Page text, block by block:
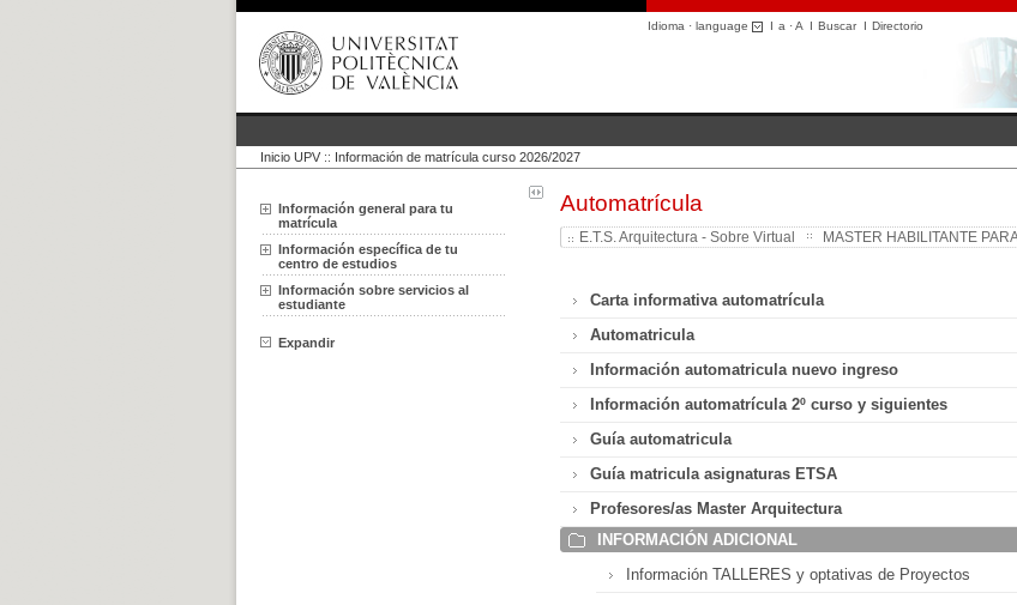
Idioma · language I a ·A I BuscarI Directorio
Inicio UPV :: Información de matrícula curso 2026/2027
Información general para tu
matrícula
Información específica de tu
centro de estudios
Información sobre servicios al
estudiante
Expandir
Automatrícula
E.T.S. Arquitectura - Sobre Virtual MASTER HABILITANTE
Carta informativa automatrícula
Automatricula
Información automatricula nuevo ingreso
Información automatrícula 2º curso y siguientes
Guía automatricula
Guía matricula asignaturas ETSA
Profesores/as Master Arquitectura
INFORMACIÓN ADICIONAL
Información TALLERES y optativas de Proyectos